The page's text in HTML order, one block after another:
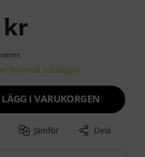
kr
(normalt 2-5 dagar)
LÄGG I VARUKORGEN
Jämför Dela